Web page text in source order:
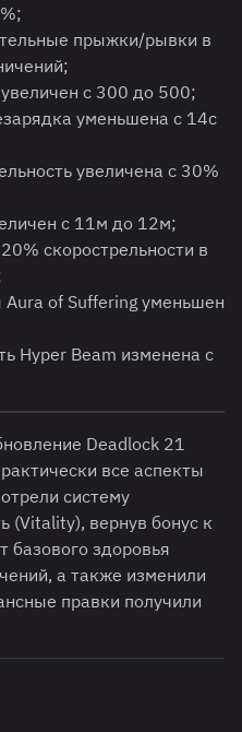
прыжки/рывки в
с 300 до 500;
уменьшена с 14с
увеличена с 30%
с 11м до 12м;
скорострельности в
of Suffering уменьшен
Hyper Beam изменена с
Deadlock 21
все аспекты
систему
(Vitality), вернув бонус к
базового здоровья
а также изменили
правки получили